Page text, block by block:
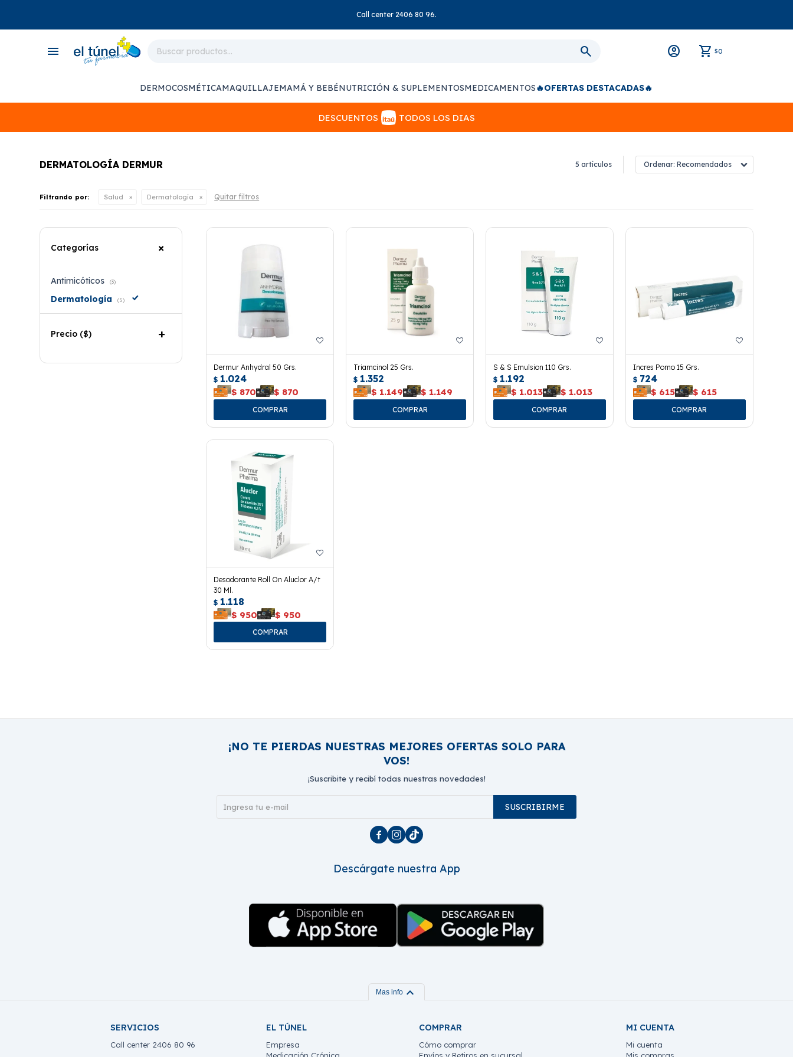
Call center 2406 80 96.
menu $0
DERMOCOSMÉTICAMAQUILLAJEMAMÁ Y BEBÉNUTRICIÓN & SUPLEMENTOSMEDICAMENTOS🔥OFERTAS DESTACADAS🔥
DESCUENTOS TODOS LOS DIAS
DERMATOLOGÍA DERMUR 5 artículos Recomendados
Filtrando por: Salud Dermatología Quitar filtros
Dermur Anhydral 50 Grs.
$ 1.024
$ 870 $ 870
Triamcinol 25 Grs.
$ 1.352
$ 1.149 $ 1.149
S & S Emulsion 110 Grs.
$ 1.192
$ 1.013 $ 1.013
Incres Pomo 15 Grs.
$ 724
$ 615 $ 615
Desodorante Roll On Aluclor A/t
30 Ml.
$ 1.118
$ 950 $ 950
Categorías
Antimicóticos (3)
Dermatología (5)
Precio ($)
¡NO TE PIERDAS NUESTRAS MEJORES OFERTAS SOLO PARA
VOS!
¡Suscribite y recibí todas nuestras novedades!
SUSCRIBIRME
  
Descárgate nuestra App
Mas info expand_more
SERVICIOS
Call center 2406 80 96
EL TÚNEL
Empresa
COMPRAR
Cómo comprar
MI CUENTA
Mi cuenta
close
store
local_shipping